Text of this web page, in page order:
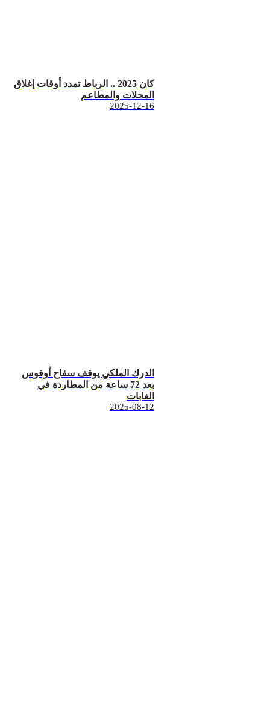
كان 2025 .. الرباط تمدد أوقات إغلاق
المحلات والمطاعم
2025-12-16
الدرك الملكي يوقف سفاح أوفوس
بعد 72 ساعة من المطاردة في
الغابات
2025-08-12